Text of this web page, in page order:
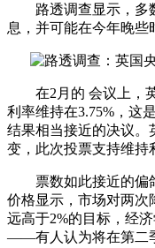
路透调查显示，多数
息，并可能在今年晚些
在2月的 会议上，英
利率维持在3.75%，这
结果相当接近的决议。
变，此次投票支持维持
票数如此接近的偏鸽
价格显示，市场对两次
远高于2%的目标，经
——有人认为将在第二